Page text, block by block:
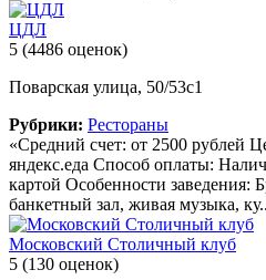
ЦДЛ
5 (4486 оценок)
Поварская улица, 50/53с1
Рубрики: Рестораны
«Средний счет: от 2500 рублей
яндекс.еда Способ оплаты:
картой Особенности заведения:
банкетный зал, живая музыка,
Московский Столичный клуб
5 (130 оценок)